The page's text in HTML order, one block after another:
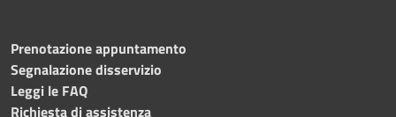
Prenotazione appuntamento
Segnalazione disservizio
Leggi le FAQ
Richiesta di assistenza